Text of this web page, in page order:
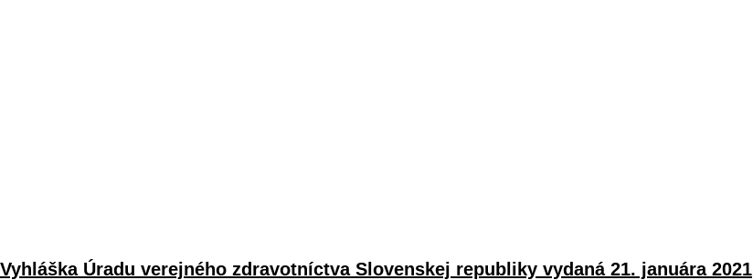
Vyhláška Úradu verejného zdravotníctva Slovenskej republiky vydaná 21. januára 2021